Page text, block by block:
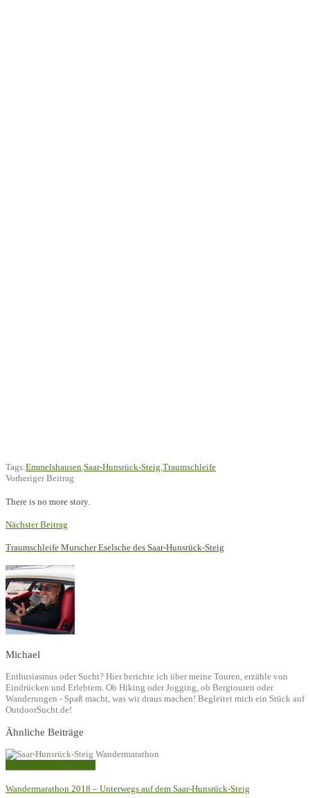
Tags:Emmelshausen,Saar-Hunsrück-Steig,Traumschleife
Vorheriger Beitrag
There is no more story.
Nächster Beitrag
Traumschleife Murscher Eselsche des Saar-Hunsrück-Steig
Michael
Enthusiasmus oder Sucht? Hier berichte ich über meine Touren, erzähle von
Eindrücken und Erlebtem. Ob Hiking oder Jogging, ob Bergtouren oder
Wanderungen - Spaß macht, was wir draus machen! Begleitet mich ein Stück auf
OutdoorSucht.de!
Ähnliche Beiträge
Wandermarathon 2018 – Unterwegs auf dem Saar-Hunsrück-Steig